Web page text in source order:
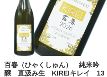
百春（ひゃくしゅん） 純米吟
醸 直汲み生 KIREIキレイ 13